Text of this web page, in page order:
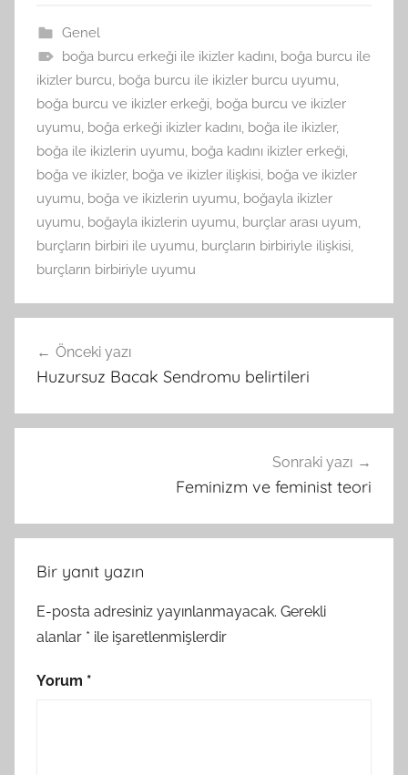
Genel
boğa burcu erkeği ile ikizler kadını, boğa burcu ile
ikizler burcu, boğa burcu ile ikizler burcu uyumu,
boğa burcu ve ikizler erkeği, boğa burcu ve ikizler
uyumu, boğa erkeği ikizler kadını, boğa ile ikizler,
boğa ile ikizlerin uyumu, boğa kadını ikizler erkeği,
boğa ve ikizler, boğa ve ikizler ilişkisi, boğa ve ikizler
uyumu, boğa ve ikizlerin uyumu, boğayla ikizler
uyumu, boğayla ikizlerin uyumu, burçlar arası uyum,
burçların birbiri ile uyumu, burçların birbiriyle ilişkisi,
burçların birbiriyle uyumu
gezinmesi
Önceki yazı
Huzursuz Bacak Sendromu belirtileri
Sonraki yazı
Feminizm ve feminist teori
Bir yanıt yazın
E-posta adresiniz yayınlanmayacak. Gerekli
alanlar * ile işaretlenmişlerdir
Yorum *